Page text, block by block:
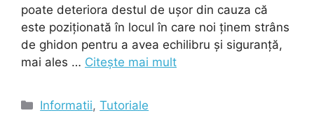
poate deteriora destul de ușor din cauza că
este poziționată în locul în care noi ținem strâns
de ghidon pentru a avea echilibru și siguranță,
mai ales … Citește mai mult
Categorii
Informatii,Tutoriale